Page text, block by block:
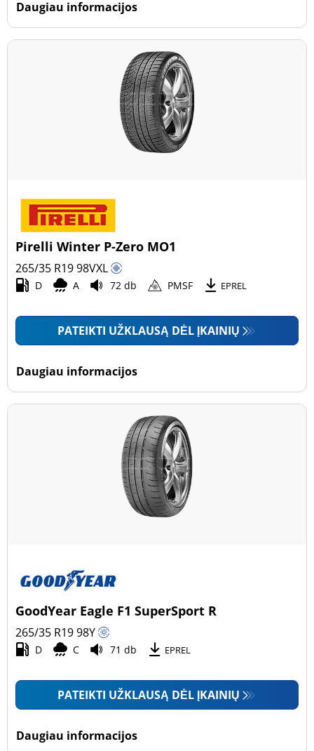
Daugiau informacijos
Pirelli Winter P-Zero MO1
265/35 R1998VXL
D A 72 db PMSF EPREL
PATEIKTI UŽKLAUSĄ DĖL ĮKAINIŲ
Daugiau informacijos
GoodYear Eagle F1 SuperSport R
265/35 R1998Y
D C 71 db EPREL
PATEIKTI UŽKLAUSĄ DĖL ĮKAINIŲ
Daugiau informacijos